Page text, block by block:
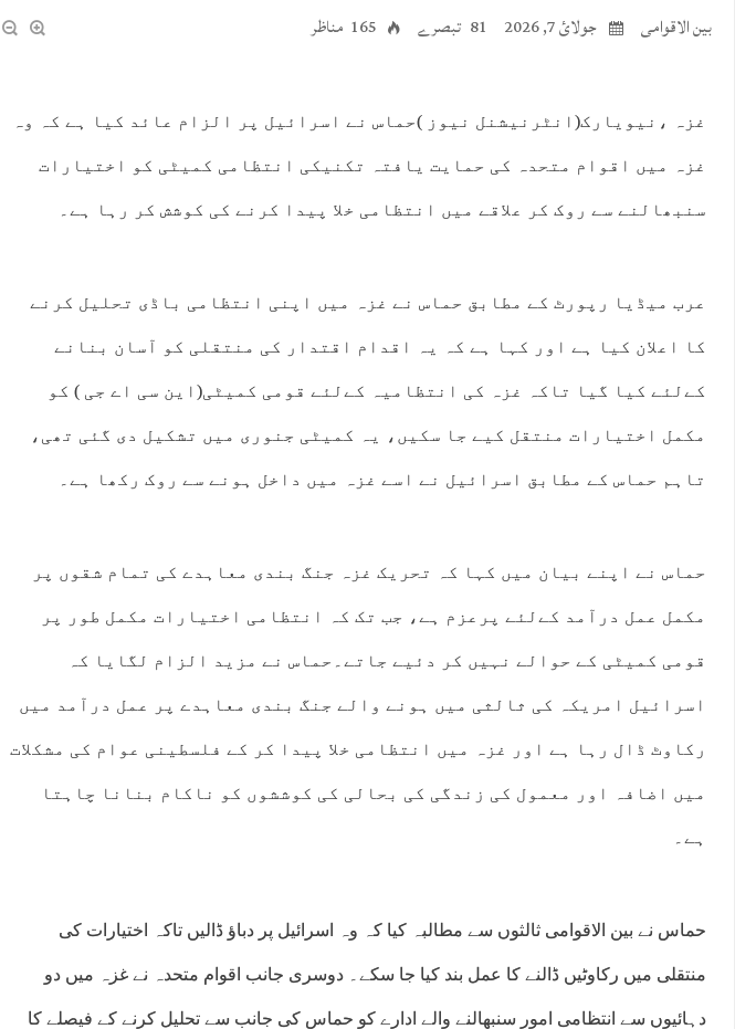
بین الاقوامی جولائ 7, 2026 81 تبصرے 165 مناظر
غزہ ،نیویارک(انٹرنیشنل نیوز )حماس نے اسرائیل پر الزام عائد کیا ہے کہ وہ
غزہ میں اقوام متحدہ کی حمایت یافتہ تکنیکی انتظامی کمیٹی کو اختیارات
سنبھالنے سے روک کر علاقے میں انتظامی خلا پیدا کرنے کی کوشش کر رہا ہے۔
عرب میڈیا رپورٹ کے مطابق حماس نے غزہ میں اپنی انتظامی باڈی تحلیل کرنے
کا اعلان کیا ہے اور کہا ہے کہ یہ اقدام اقتدار کی منتقلی کو آسان بنانے
کےلئے کیا گیا تاکہ غزہ کی انتظامیہ کےلئے قومی کمیٹی(این سی اے جی ) کو
مکمل اختیارات منتقل کیے جا سکیں، یہ کمیٹی جنوری میں تشکیل دی گئی تھی،
تاہم حماس کے مطابق اسرائیل نے اسے غزہ میں داخل ہونے سے روک رکھا ہے۔
حماس نے اپنے بیان میں کہا کہ تحریک غزہ جنگ بندی معاہدے کی تمام شقوں پر
مکمل عمل درآمد کےلئے پرعزم ہے، جب تک کہ انتظامی اختیارات مکمل طور پر
قومی کمیٹی کے حوالے نہیں کر دئیے جاتے۔حماس نے مزید الزام لگایا کہ
اسرائیل امریکہ کی ثالثی میں ہونے والے جنگ بندی معاہدے پر عمل درآمد میں
رکاوٹ ڈال رہا ہے اور غزہ میں انتظامی خلا پیدا کر کے فلسطینی عوام کی مشکلات
میں اضافہ اور معمول کی زندگی کی بحالی کی کوششوں کو ناکام بنانا چاہتا
ہے۔
حماس نے بین الاقوامی ثالثوں سے مطالبہ کیا کہ وہ اسرائیل پر دباﺅ ڈالیں تاکہ اختیارات کی
منتقلی میں رکاوٹیں ڈالنے کا عمل بند کیا جا سکے۔ دوسری جانب اقوام متحدہ نے غزہ میں دو
دہائیوں سے انتظامی امور سنبھالنے والے ادارے کو حماس کی جانب سے تحلیل کرنے کے فیصلے کا